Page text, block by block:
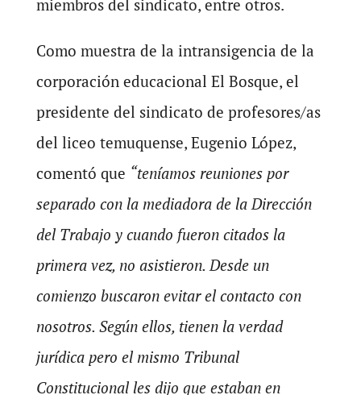
miembros del sindicato, entre otros.
Como muestra de la intransigencia de la
corporación educacional El Bosque, el
presidente del sindicato de profesores/as
del liceo temuquense, Eugenio López,
comentó que “teníamos reuniones por
separado con la mediadora de la Dirección
del Trabajo y cuando fueron citados la
primera vez, no asistieron. Desde un
comienzo buscaron evitar el contacto con
nosotros. Según ellos, tienen la verdad
jurídica pero el mismo Tribunal
Constitucional les dijo que estaban en